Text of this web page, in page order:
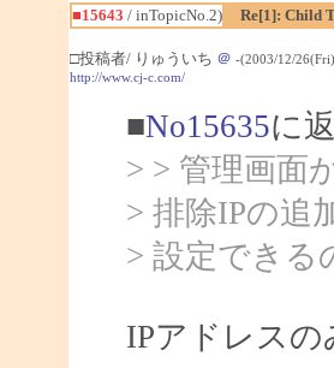
■15643 / inTopicNo.2) Re[1]: Child
□投稿者/ りゅういち ＠ -(2003/12/
http://www.cj-c.com/
■No15635に
> > 管理画面
> 排除IPの追
> 設定できる
IPアドレスの